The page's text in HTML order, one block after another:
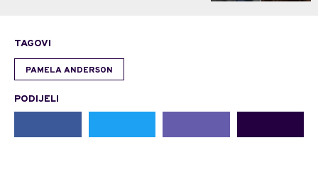
TAGOVI
PAMELA ANDERSON
PODIJELI